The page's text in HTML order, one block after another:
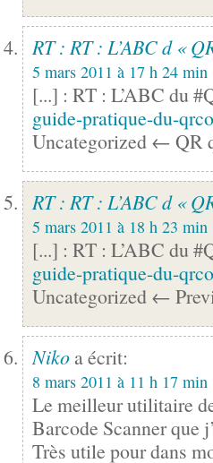
RT : RT : L’ABC d «
5 mars 2011 à 17 h 24 min
[...] : RT : L’ABC du
guide-pratique-du-
Uncategorized ← QR
RT : RT : L’ABC d «
5 mars 2011 à 18 h 23 min
[...] : RT : L’ABC du
guide-pratique-du-
Uncategorized ←
Niko a écrit:
8 mars 2011 à 11 h 17 min
Le meilleur utilitaire
Barcode Scannerque
Très utile pour dans